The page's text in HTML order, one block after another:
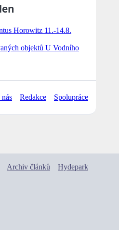
Horowitz 11.-14.8.
objektů U Vodního
Redakce Spolupráce
Archiv článků Hydepark